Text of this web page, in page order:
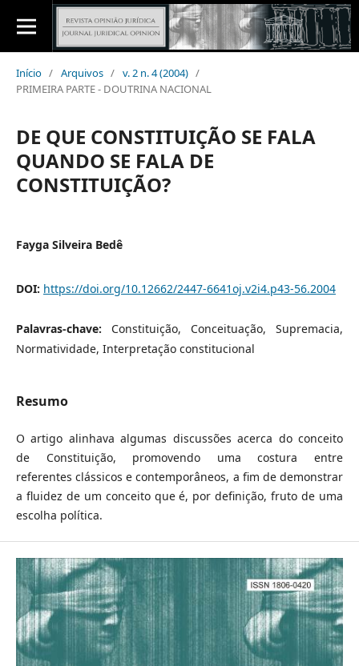
Início / Arquivos / v. 2 n. 4 (2004) /
PRIMEIRA PARTE - DOUTRINA NACIONAL
DE QUE CONSTITUIÇÃO SE FALA
QUANDO SE FALA DE
CONSTITUIÇÃO?
Fayga Silveira Bedê
DOI: https://doi.org/10.12662/2447-6641oj.v2i4.p43-56.2004
Palavras-chave: Constituição, Conceituação, Supremacia,
Normatividade, Interpretação constitucional
Resumo
O artigo alinhava algumas discussões acerca do conceito
de Constituição, promovendo uma costura entre
referentes clássicos e contemporâneos, a fim de demonstrar
a fluidez de um conceito que é, por definição, fruto de uma
escolha política.